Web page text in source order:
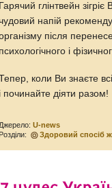
Гарячий глінтвейн
напій
після
психологічного і
коли Ви знаєте
і починайте діяти разом!
Джерело:U-news
Розділи:
Здоровий спосіб